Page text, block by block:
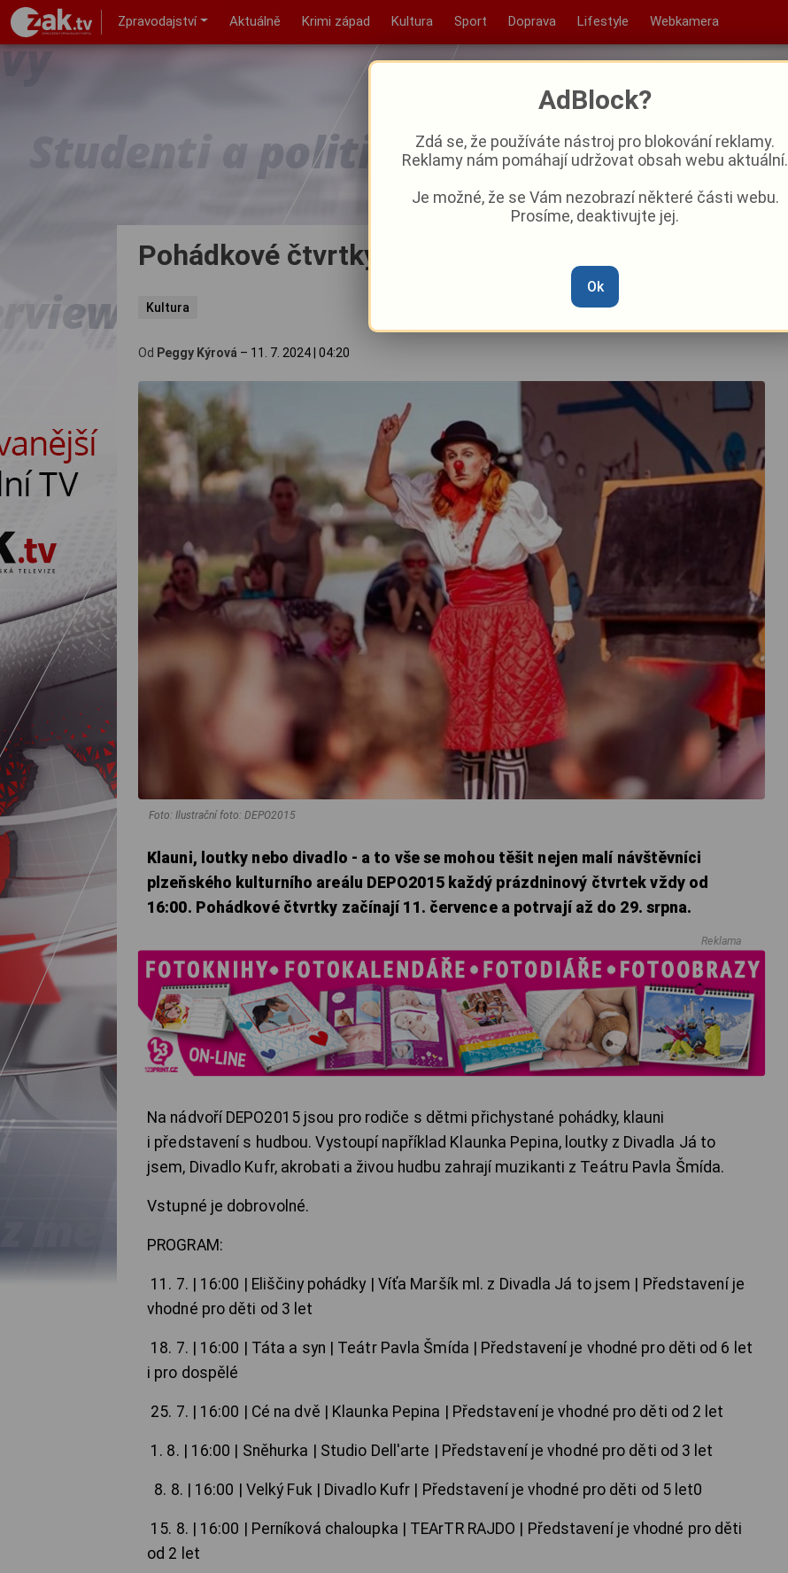
Zpravodajství Aktuálně Krimi západ Kultura Sport Doprava Lifestyle Webkamera
Pohádkové čtvrtky v DEPO2015 jsou tady!
Kultura
Od Peggy Kýrová – 11. 7. 2024 04:20
Foto: Ilustrační foto: DEPO2015
Klauni, loutky nebo divadlo - a to vše se mohou těšit nejen malí návštěvníci
plzeňského kulturního areálu DEPO2015 každý prázdninový čtvrtek vždy od
16:00. Pohádkové čtvrtky začínají 11. července a potrvají až do 29. srpna.
Reklama
Na nádvoří DEPO2015 jsou pro rodiče s dětmi přichystané pohádky, klauni
i představení s hudbou. Vystoupí například Klaunka Pepina, loutky z Divadla Já to
jsem, Divadlo Kufr, akrobati a živou hudbu zahrají muzikanti z Teátru Pavla Šmída.
Vstupné je dobrovolné.
PROGRAM:
11. 7. | 16:00 | Eliščiny pohádky | Víťa Maršík ml. z Divadla Já to jsem | Představení je
vhodné pro děti od 3 let
18. 7. | 16:00 | Táta a syn | Teátr Pavla Šmída | Představení je vhodné pro děti od 6 let
i pro dospělé
25. 7. | 16:00 | Cé na dvě | Klaunka Pepina | Představení je vhodné pro děti od 2 let
1. 8. | 16:00 | Sněhurka | Studio Dell'arte | Představení je vhodné pro děti od 3 let
8. 8. | 16:00 | Velký Fuk | Divadlo Kufr | Představení je vhodné pro děti od 5 let0
15. 8. | 16:00 | Perníková chaloupka | TEArTR RAJDO | Představení je vhodné pro děti
od 2 let
AdBlock?
Zdá se, že používáte nástroj pro blokování reklamy.
Reklamy nám pomáhají udržovat obsah webu aktuální.
Je možné, že se Vám nezobrazí některé části webu.
Prosíme, deaktivujte jej.
Ok